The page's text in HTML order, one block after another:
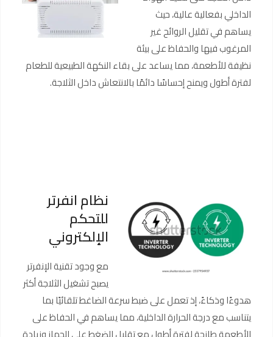
الداخلي بفعالية عالية، حيث
يساهم في تقليل الروائح غير
المرغوب فيها والحفاظ على بيئة
نظيفة للأطعمة، مما يساعد على بقاء النكهة الطبيعية للطعام
لفترة أطول ويمنح إحساسًا دائمًا بالانتعاش داخل الثلاجة.
نظام انفرتر
للتحكم
الإلكتروني
مع وجود تقنية الإنفرتر
يصبح تشغيل الثلاجة أكثر
هدوءًا وذكاءً، إذ تعمل على ضبط سرعة الضاغط تلقائيًا بما
يتناسب مع درجة الحرارة الداخلية، مما يساهم في الحفاظ على